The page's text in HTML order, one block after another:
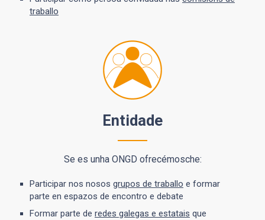
traballo
Entidade
Se es unha ONGD ofrecémosche:
Participar nos nosos grupos de traballo e formar
parte en espazos de encontro e debate
Formar parte de redes galegas e estatais que